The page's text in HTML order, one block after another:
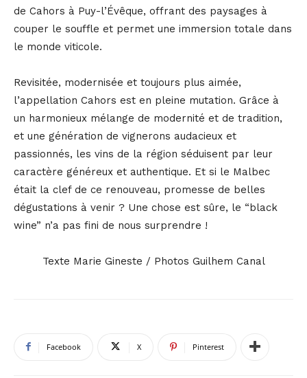
de Cahors à Puy-l’Évêque, offrant des paysages à
couper le souffle et permet une immersion totale dans
le monde viticole.
Revisitée, modernisée et toujours plus aimée,
l’appellation Cahors est en pleine mutation. Grâce à
un harmonieux mélange de modernité et de tradition,
et une génération de vignerons audacieux et
passionnés, les vins de la région séduisent par leur
caractère généreux et authentique. Et si le Malbec
était la clef de ce renouveau, promesse de belles
dégustations à venir ? Une chose est sûre, le “black
wine” n’a pas fini de nous surprendre !
Texte Marie Gineste / Photos Guilhem Canal
Facebook X Pinterest